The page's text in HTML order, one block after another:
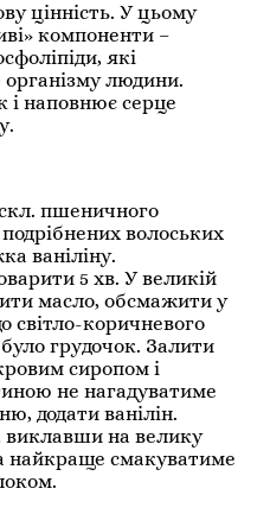
цінність. У цьому
компоненти –
які
людини.
і наповнює серце
пшеничного
волоських
ваніліну.
5 хв. У великій
масло, обсмажити у
світло-коричневого
грудочок. Залити
сиропом і
не нагадуватиме
додати ванілін.
виклавши на велику
найкраще смакуватиме